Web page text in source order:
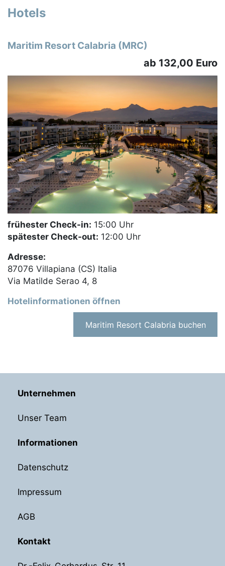
Hotels
Maritim Resort Calabria (MRC)
frühester Check-in: 15:00 Uhr
spätester Check-out: 12:00 Uhr
Adresse:
87076 Villapiana (CS) Italia
Via Matilde Serao 4, 8
Hotelinformationen öffnen
ab 132,00 Euro
Maritim Resort Calabria buchen
Unternehmen
Unser Team
Informationen
Datenschutz
Impressum
AGB
Kontakt